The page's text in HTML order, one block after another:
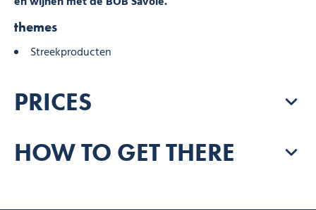
themes
Streekproducten
PRICES
HOW TO GET THERE